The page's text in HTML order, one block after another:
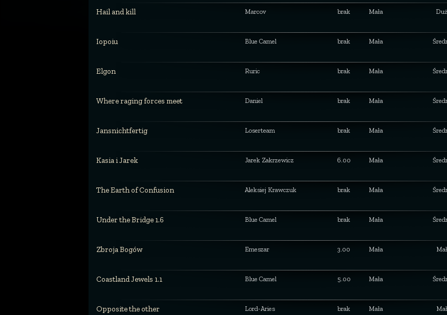
Hail and kill Marcov brak Mała
Iopoiu Blue Camel brak Mała
Elgon Ruric brak Mała
Where raging forces meet Daniel brak Mała
Jansnichtfertig Loserteam brak Mała
Kasia i Jarek Jarek Zakrzewicz 6.00 Mała
The Earth of Confusion Aleksiej Krawczuk brak Mała
Under the Bridge 1.6 Blue Camel brak Mała
Zbroja Bogów Emeszar 3.00 Mała
Coastland Jewels 1.1 Blue Camel 5.00 Mała
Opposite the other Lord-Aries brak Mała